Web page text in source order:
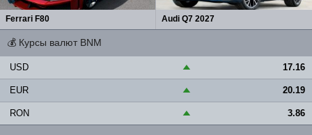
Ferrari F80 Audi Q7 2027
💰 Курсы валют BNM
USD ▲ 17.16
EUR ▲ 20.19
RON ▲ 3.86